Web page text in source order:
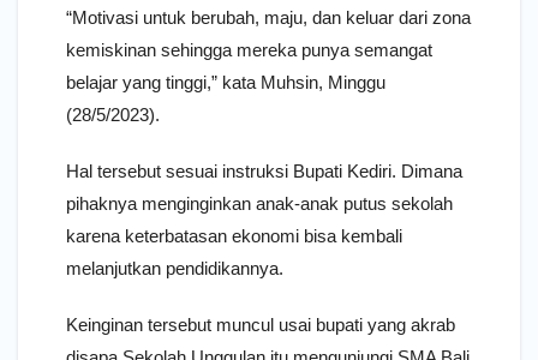
“Motivasi untuk berubah, maju, dan keluar dari zona
kemiskinan sehingga mereka punya semangat
belajar yang tinggi,” kata Muhsin, Minggu
(28/5/2023).
Hal tersebut sesuai instruksi Bupati Kediri. Dimana
pihaknya menginginkan anak-anak putus sekolah
karena keterbatasan ekonomi bisa kembali
melanjutkan pendidikannya.
Keinginan tersebut muncul usai bupati yang akrab